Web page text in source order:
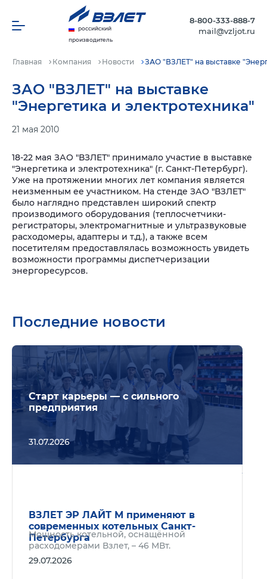
российский
производитель
8-800-333-888-7
mail@vzljot.ru
Главная Компания Новости ЗАО "ВЗЛЕТ" на выставке
ЗАО "ВЗЛЕТ" на выставке
"Энергетика и электротехника"
21 мая 2010
18-22 мая ЗАО "ВЗЛЕТ" принимало участие в выставке
"Энергетика и электротехника" (г. Санкт-Петербург).
Уже на протяжении многих лет компания является
неизменным ее участником. На стенде ЗАО "ВЗЛЕТ"
было наглядно представлен широкий спектр
производимого оборудования (теплосчетчики-
регистраторы, электромагнитные и ультразвуковые
расходомеры, адаптеры и т.д.), а также всем
посетителям предоставлялась возможность увидеть
возможности программы диспетчеризации
энергоресурсов.
Последние новости
Старт карьеры — с сильного
предприятия
31.07.2026
ВЗЛЕТ ЭР ЛАЙТ М применяют в
современных котельных Санкт-
Петербурга
Мощность котельной, оснащённой
расходомерами Взлет, – 46 МВт.
29.07.2026